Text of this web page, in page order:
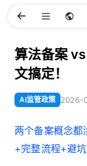
算法备案
文搞定！
AI监管政策 2026-
两个备案概念
+完整流程+避坑